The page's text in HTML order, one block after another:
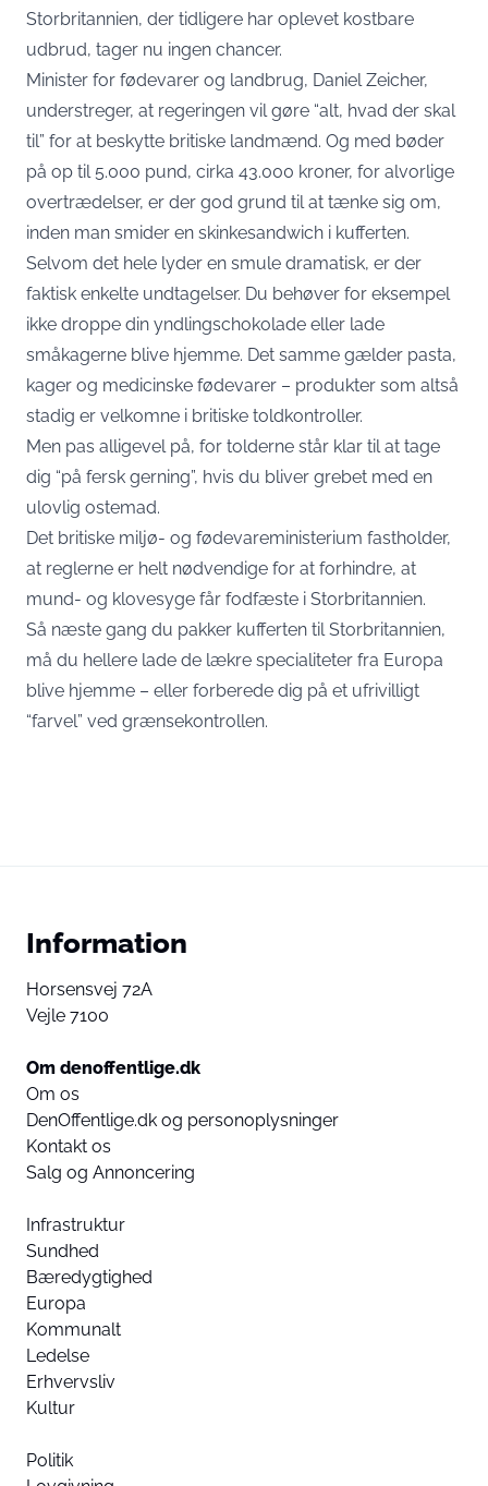
Storbritannien, der tidligere har oplevet kostbare
udbrud, tager nu ingen chancer.
Minister for fødevarer og landbrug, Daniel Zeicher,
understreger, at regeringen vil gøre “alt, hvad der skal
til” for at beskytte britiske landmænd. Og med bøder
på op til 5.000 pund, cirka 43.000 kroner, for alvorlige
overtrædelser, er der god grund til at tænke sig om,
inden man smider en skinkesandwich i kufferten.
Selvom det hele lyder en smule dramatisk, er der
faktisk enkelte undtagelser. Du behøver for eksempel
ikke droppe din yndlingschokolade eller lade
småkagerne blive hjemme. Det samme gælder pasta,
kager og medicinske fødevarer – produkter som altså
stadig er velkomne i britiske toldkontroller.
Men pas alligevel på, for tolderne står klar til at tage
dig “på fersk gerning”, hvis du bliver grebet med en
ulovlig ostemad.
Det britiske miljø- og fødevareministerium fastholder,
at reglerne er helt nødvendige for at forhindre, at
mund- og klovesyge får fodfæste i Storbritannien.
Så næste gang du pakker kufferten til Storbritannien,
må du hellere lade de lækre specialiteter fra Europa
blive hjemme – eller forberede dig på et ufrivilligt
“farvel” ved grænsekontrollen.
Information
Horsensvej 72A
Vejle 7100
Om denoffentlige.dk
Om os
DenOffentlige.dk og personoplysninger
Kontakt os
Salg og Annoncering
Infrastruktur
Sundhed
Bæredygtighed
Europa
Kommunalt
Ledelse
Erhvervsliv
Kultur
Politik